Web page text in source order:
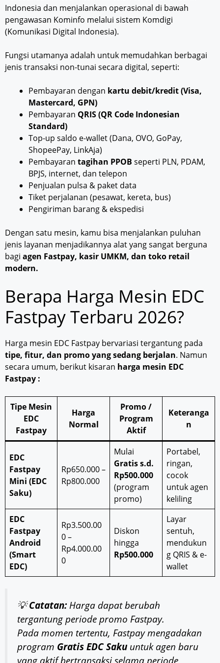
Indonesia dan menjalankan operasional di bawah
pengawasan Kominfo melalui sistem Komdigi
(Komunikasi Digital Indonesia).
Fungsi utamanya adalah untuk memudahkan berbagai
jenis transaksi non-tunai secara digital, seperti:
Pembayaran dengan kartu debit/kredit (Visa,
Mastercard, GPN)
Pembayaran QRIS (QR Code Indonesian
Standard)
Top-up saldo e-wallet (Dana, OVO, GoPay,
ShopeePay, LinkAja)
Pembayaran tagihan PPOB seperti PLN, PDAM,
BPJS, internet, dan telepon
Penjualan pulsa & paket data
Tiket perjalanan (pesawat, kereta, bus)
Pengiriman barang & ekspedisi
Dengan satu mesin, kamu bisa menjalankan puluhan
jenis layanan menjadikannya alat yang sangat berguna
bagi agen Fastpay, kasir UMKM, dan toko retail
modern.
Berapa Harga Mesin EDC
Fastpay Terbaru 2026?
Harga mesin EDC Fastpay bervariasi tergantung pada
tipe, fitur, dan promo yang sedang berjalan. Namun
secara umum, berikut kisaran harga mesin EDC
Fastpay :
Tipe Mesin
EDC
Fastpay
Harga
Normal
Promo /
Program
Aktif
Keteranga
n
EDC
Fastpay
Mini (EDC
Saku)
Rp650.000 –
Rp800.000
Mulai
Gratis s.d.
Rp500.000
(program
promo)
Portabel,
ringan,
cocok
untuk agen
keliling
EDC
Fastpay
Android
(Smart
EDC)
Rp3.500.00
0 –
Rp4.000.00
0
Diskon
hingga
Rp500.000
Layar
sentuh,
mendukun
g QRIS & e-
wallet
💡Catatan:Harga dapat berubah
tergantung periode promo Fastpay.
Pada momen tertentu, Fastpay mengadakan
program Gratis EDC Saku untuk agen baru
yang aktif bertransaksi selama periode